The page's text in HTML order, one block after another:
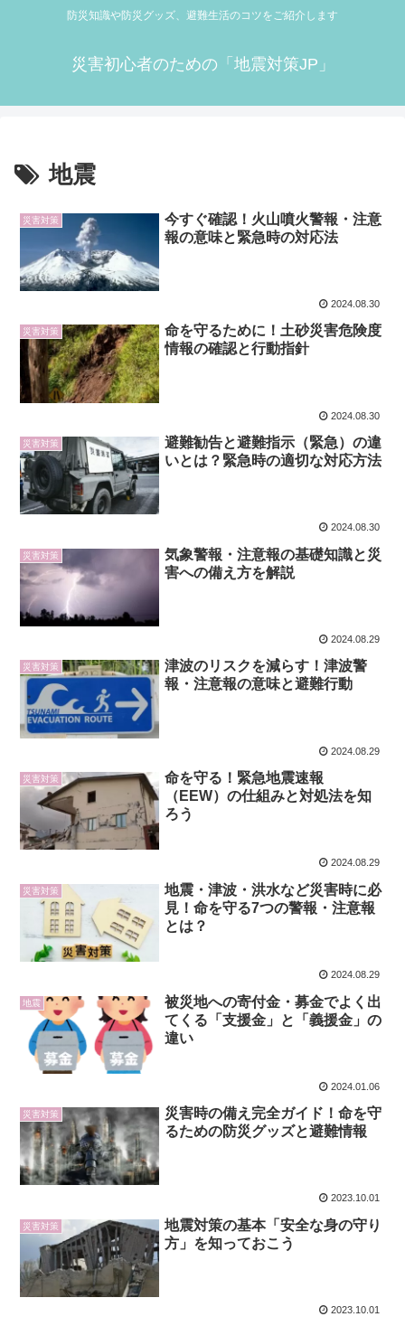
防災知識や防災グッズ、避難生活のコツをご紹介します
災害初心者のための「地震対策JP」
地震
災害対策
今すぐ確認！火山噴火警報・注意
報の意味と緊急時の対応法
2024.08.30
災害対策
命を守るために！土砂災害危険度
情報の確認と行動指針
2024.08.30
災害対策
避難勧告と避難指示（緊急）の違
いとは？緊急時の適切な対応方法
2024.08.30
災害対策
気象警報・注意報の基礎知識と災
害への備え方を解説
2024.08.29
災害対策
津波のリスクを減らす！津波警
報・注意報の意味と避難行動
2024.08.29
災害対策
命を守る！緊急地震速報
（EEW）の仕組みと対処法を知
ろう
2024.08.29
災害対策
地震・津波・洪水など災害時に必
見！命を守る7つの警報・注意報
とは？
2024.08.29
地震
被災地への寄付金・募金でよく出
てくる「支援金」と「義援金」の
違い
2024.01.06
災害対策
災害時の備え完全ガイド！命を守
るための防災グッズと避難情報
2023.10.01
災害対策
地震対策の基本「安全な身の守り
方」を知っておこう
2023.10.01